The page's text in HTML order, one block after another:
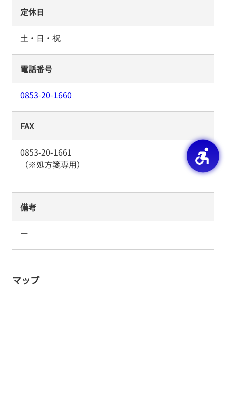
定休日
土・日・祝
電話番号
0853-20-1660
FAX
0853-20-1661
（※処方箋専用）
備考
ー
マップ